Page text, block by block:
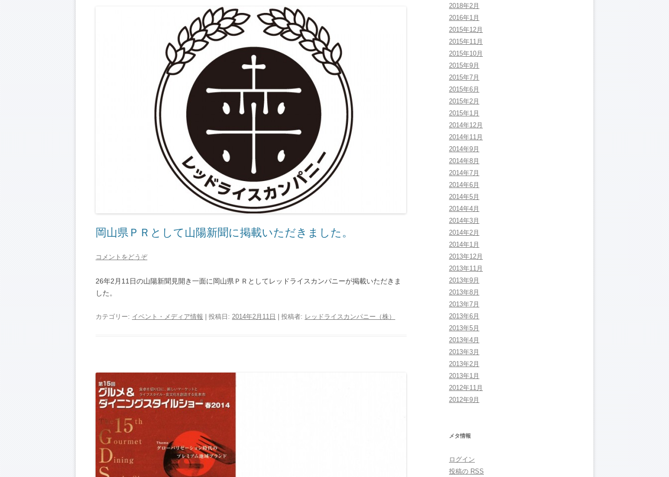
岡山県ＰＲとして山陽新聞に掲載いただきました。
コメントをどうぞ
26年2月11日の山陽新聞見開き一面に岡山県ＰＲとしてレッドライスカンパニーが掲載いただきま
した。
カテゴリー: イベント・メディア情報 | 投稿日: 2014年2月11日 投稿者: レッドライスカンパニー（株）
2018年2月
2016年1月
2015年12月
2015年11月
2015年10月
2015年9月
2015年7月
2015年6月
2015年2月
2015年1月
2014年12月
2014年11月
2014年9月
2014年8月
2014年7月
2014年6月
2014年5月
2014年4月
2014年3月
2014年2月
2014年1月
2013年12月
2013年11月
2013年9月
2013年8月
2013年7月
2013年6月
2013年5月
2013年4月
2013年3月
2013年2月
2013年1月
2012年11月
2012年9月
メタ情報
ログイン
投稿の RSS